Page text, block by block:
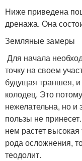
Ниже приведена
дренажа. Она
Земляные замеры
Для начала
точку на своем
будущая траншея, и
колодец. Это
нежелательна, но и
пользы не
нем растет
рода осложнения,
теодолит.